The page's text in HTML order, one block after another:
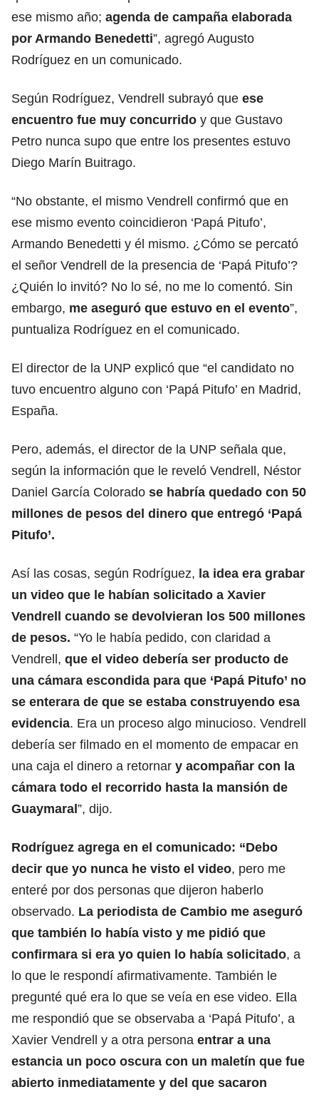
ese mismo año; agenda de campaña elaborada
por Armando Benedetti”, agregó Augusto
Rodríguez en un comunicado.
Según Rodríguez, Vendrell subrayó que ese
encuentro fue muy concurrido y que Gustavo
Petro nunca supo que entre los presentes estuvo
Diego Marín Buitrago.
“No obstante, el mismo Vendrell confirmó que en
ese mismo evento coincidieron ‘Papá Pitufo’,
Armando Benedetti y él mismo. ¿Cómo se percató
el señor Vendrell de la presencia de ‘Papá Pitufo’?
¿Quién lo invitó? No lo sé, no me lo comentó. Sin
embargo, me aseguró que estuvo en el evento”,
puntualiza Rodríguez en el comunicado.
El director de la UNP explicó que “el candidato no
tuvo encuentro alguno con ‘Papá Pitufo’ en Madrid,
España.
Pero, además, el director de la UNP señala que,
según la información que le reveló Vendrell, Néstor
Daniel García Colorado se habría quedado con 50
millones de pesos del dinero que entregó ‘Papá
Pitufo’.
Así las cosas, según Rodríguez, la idea era grabar
un video que le habían solicitado a Xavier
Vendrell cuando se devolvieran los 500 millones
de pesos. “Yo le había pedido, con claridad a
Vendrell, que el video debería ser producto de
una cámara escondida para que ‘Papá Pitufo’ no
se enterara de que se estaba construyendo esa
evidencia. Era un proceso algo minucioso. Vendrell
debería ser filmado en el momento de empacar en
una caja el dinero a retornar y acompañar con la
cámara todo el recorrido hasta la mansión de
Guaymaral”, dijo.
Rodríguez agrega en el comunicado: “Debo
decir que yo nunca he visto el video, pero me
enteré por dos personas que dijeron haberlo
observado. La periodista de Cambio me aseguró
que también lo había visto y me pidió que
confirmara si era yo quien lo había solicitado, a
lo que le respondí afirmativamente. También le
pregunté qué era lo que se veía en ese video. Ella
me respondió que se observaba a ‘Papá Pitufo’, a
Xavier Vendrell y a otra persona entrar a una
estancia un poco oscura con un maletín que fue
abierto inmediatamente y del que sacaron